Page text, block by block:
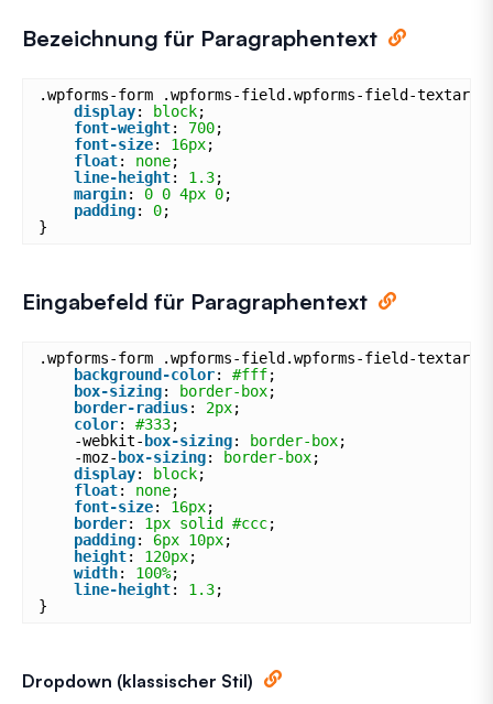
Bezeichnung für Paragraphentext
.wpforms-form .wpforms-field.wpforms-field-
display: block;
font-weight: 700;
font-size: 16px;
float: none;
line-height: 1.3;
margin: 0 0 4px 0;
padding: 0;
}
Eingabefeld für Paragraphentext
.wpforms-form .wpforms-field.wpforms-field-
background-color: #fff;
box-sizing: border-box;
border-radius: 2px;
color: #333;
-webkit- box-sizing: border-box;
-moz- box-sizing: border-box;
display: block;
float: none;
font-size: 16px;
border: 1px solid #ccc;
padding: 6px 10px;
height: 120px;
width: 100%;
line-height: 1.3;
}
Dropdown (klassischer Stil)